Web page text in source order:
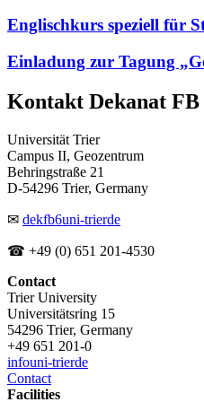
Englischkurs speziell für
Einladung zur Tagung
Kontakt Dekanat
Universität Trier
Campus II, Geozentrum
Behringstraße 21
D-54296 Trier, Germany
✉ dekfb6uni-trierde
☎ +49 (0) 651 201-4530
Contact
Trier University
Universitätsring 15
54296 Trier, Germany
+49 651 201-0
infouni-trierde
Contact
Facilities